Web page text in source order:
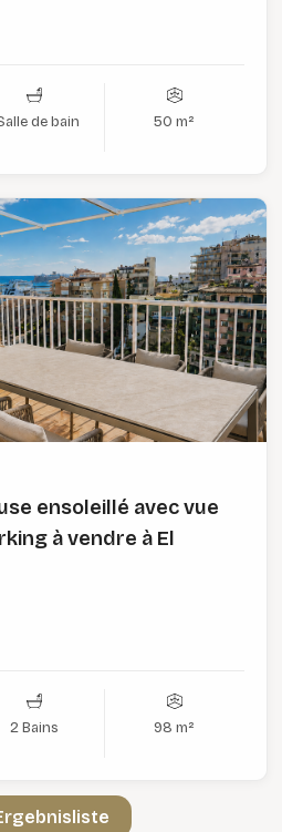
de bain 50 m²
ensoleillé avec vue
à vendre à El
2 Bains 98 m²